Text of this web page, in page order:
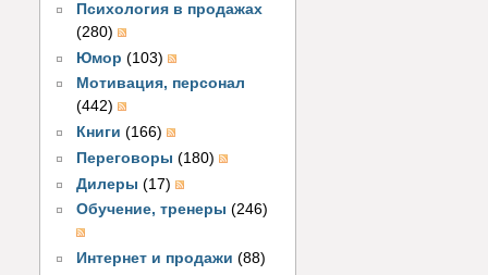
Психология в продажах
(280)
Юмор (103)
Мотивация, персонал
(442)
Книги (166)
Переговоры (180)
Дилеры (17)
Обучение, тренеры (246)
Интернет и продажи (88)